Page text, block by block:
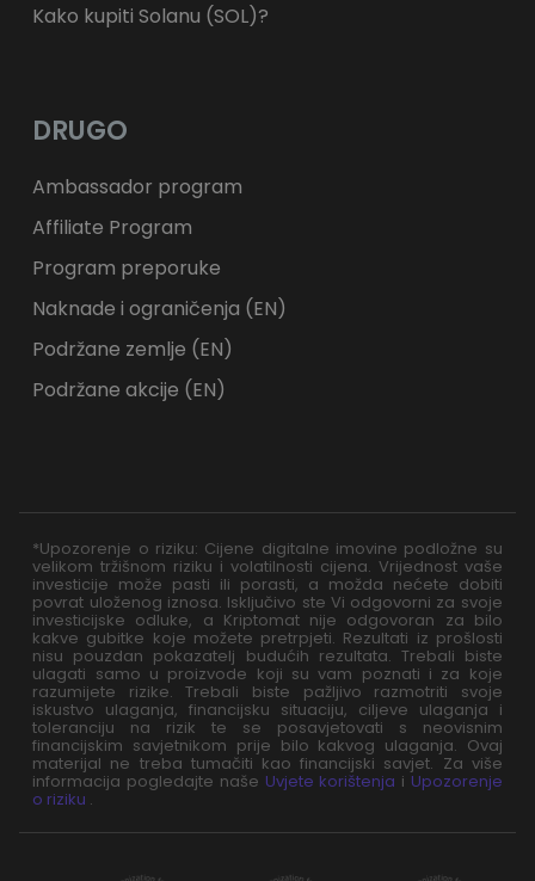
Kako kupiti Solanu (SOL)?
DRUGO
Ambassador program
Affiliate Program
Program preporuke
Naknade i ograničenja (EN)
Podržane zemlje (EN)
Podržane akcije (EN)
*Upozorenje o riziku: Cijene digitalne imovine podložne su
velikom tržišnom riziku i volatilnosti cijena. Vrijednost vaše
investicije može pasti ili porasti, a možda nećete dobiti
povrat uloženog iznosa. Isključivo ste Vi odgovorni za svoje
investicijske odluke, a Kriptomat nije odgovoran za bilo
kakve gubitke koje možete pretrpjeti. Rezultati iz prošlosti
nisu pouzdan pokazatelj budućih rezultata. Trebali biste
ulagati samo u proizvode koji su vam poznati i za koje
razumijete rizike. Trebali biste pažljivo razmotriti svoje
iskustvo ulaganja, financijsku situaciju, ciljeve ulaganja i
toleranciju na rizik te se posavjetovati s neovisnim
financijskim savjetnikom prije bilo kakvog ulaganja. Ovaj
materijal ne treba tumačiti kao financijski savjet. Za više
informacija pogledajte naše Uvjete korištenja i Upozorenje
o riziku .